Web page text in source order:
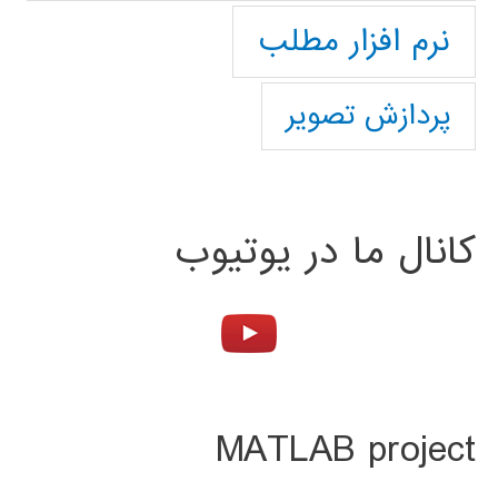
نرم افزار مطلب
پردازش تصویر
کانال ما در یوتیوب
MATLAB project